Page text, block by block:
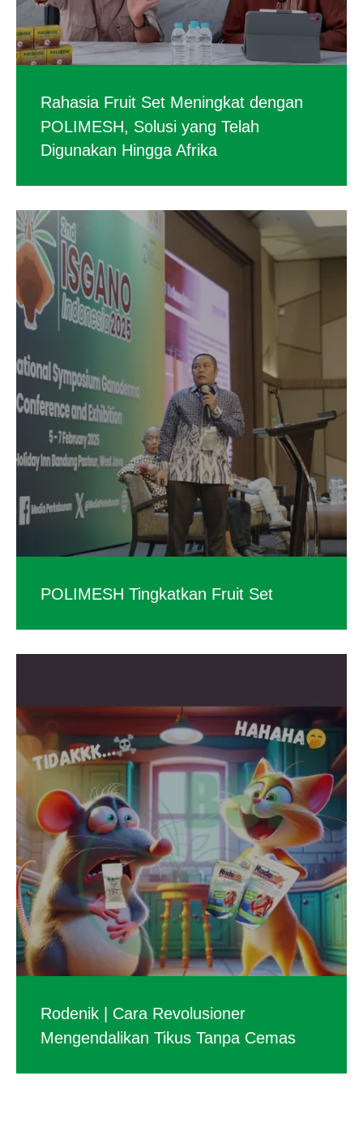
Rahasia Fruit Set Meningkat dengan
POLIMESH, Solusi yang Telah
Digunakan Hingga Afrika
POLIMESH Tingkatkan Fruit Set
Rodenik | Cara Revolusioner
Mengendalikan Tikus Tanpa Cemas